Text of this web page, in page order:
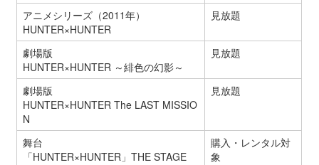
アニメシリーズ（2011年）
HUNTER×HUNTER
見放題
劇場版
HUNTER×HUNTER ～緋色の幻影～
見放題
劇場版
HUNTER×HUNTER The LAST MISSIO
N
見放題
舞台
「HUNTER×HUNTER」THE STAGE
購入・レンタル対
象